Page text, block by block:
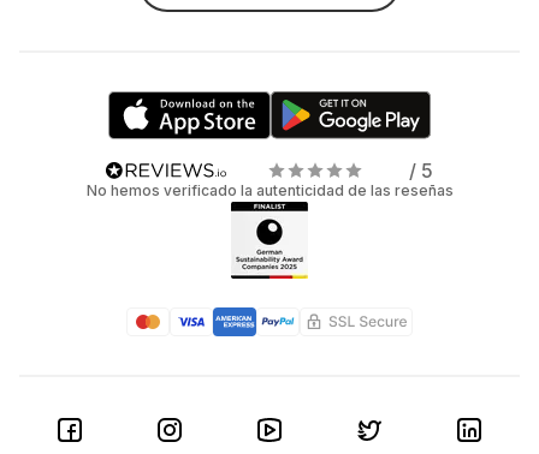
/ 5
No hemos verificado la autenticidad de las reseñas